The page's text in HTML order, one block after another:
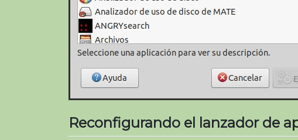
Reconfigurando el lanzador de